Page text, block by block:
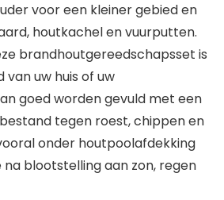
voor een kleiner gebied en
houtkachel en vuurputten.
brandhoutgereedschapsset is
uw huis of uw
goed worden gevuld met een
tegen roest, chippen en
onder houtpoolafdekking
blootstelling aan zon, regen